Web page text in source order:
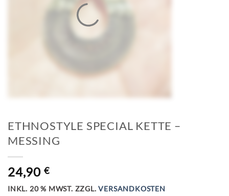
ETHNOSTYLE SPECIAL KETTE –
MESSING
24,90 €
INKL. 20 % MWST. ZZGL.VERSANDKOSTEN